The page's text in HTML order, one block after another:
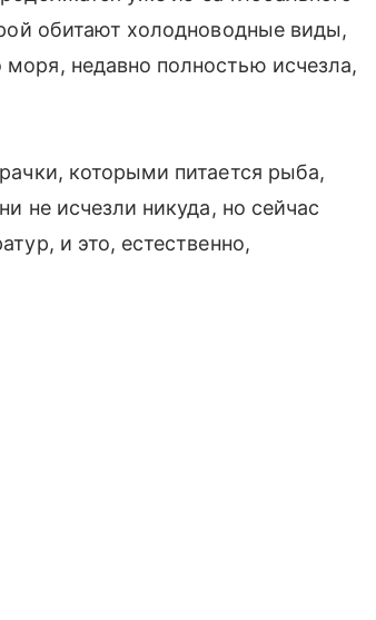
обитают холодноводные виды,
недавно полностью исчезла,
которыми питается рыба,
не исчезли никуда, но сейчас
и это, естественно,